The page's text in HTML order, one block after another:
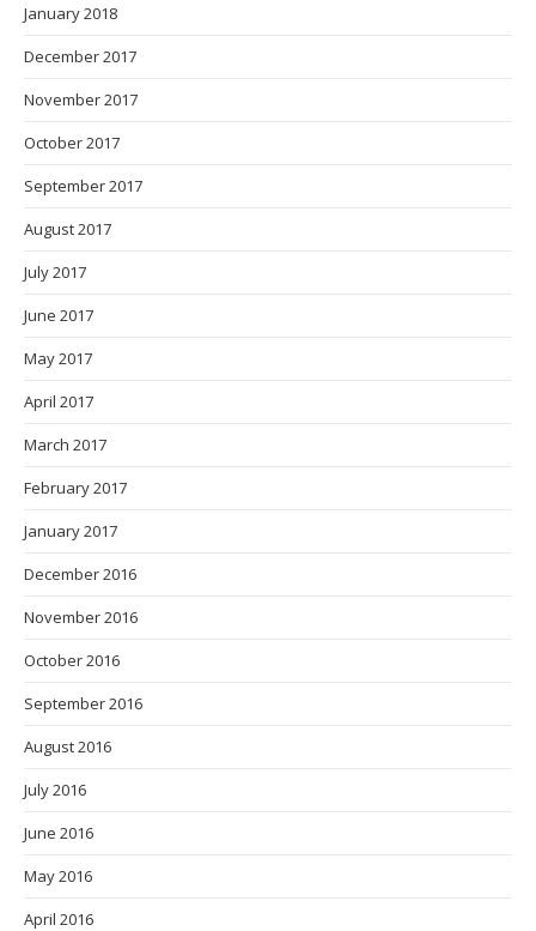
January 2018
December 2017
November 2017
October 2017
September 2017
August 2017
July 2017
June 2017
May 2017
April 2017
March 2017
February 2017
January 2017
December 2016
November 2016
October 2016
September 2016
August 2016
July 2016
June 2016
May 2016
April 2016